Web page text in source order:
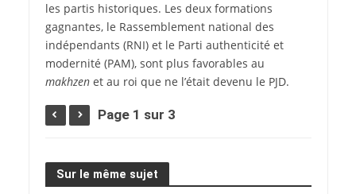
les partis historiques. Les deux formations
gagnantes, le Rassemblement national des
indépendants (RNI) et le Parti authenticité et
modernité (PAM), sont plus favorables au
makhzenet au roi que ne l’était devenu le PJD.
Page 1 sur 3
Sur le même sujet